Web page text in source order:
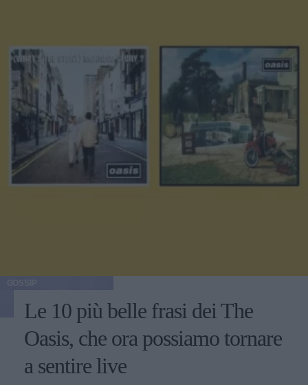
Le 10 più belle frasi dei The
Oasis, che ora possiamo tornare
a sentire live